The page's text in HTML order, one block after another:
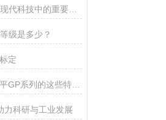
AND水分测定仪在现代科技中的重要作用
级是多少？
定
了解大量程工业天平GP系列的这些特点很有必要
力科研与工业发展